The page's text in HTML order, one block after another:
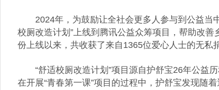
2024年，为鼓励让全社会更多人参与到公益当
校厕改造计划”上线到腾讯公益众筹项目，帮助改
份上线以来，共收获了来自1365位爱心人士的无
“舒适校厕改造计划”项目源自护舒宝26年公益
在开展“青春第一课”项目的过程中，护舒宝发现随